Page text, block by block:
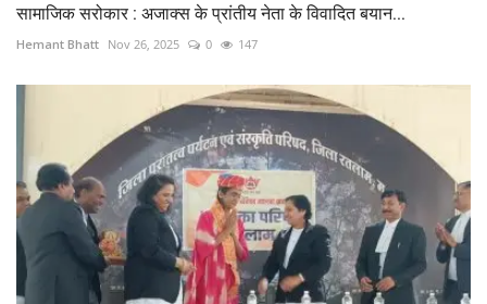
सामाजिक सरोकार : अजाक्स के प्रांतीय नेता के विवादित बयान...
Hemant Bhatt Nov 26, 2025 0 147